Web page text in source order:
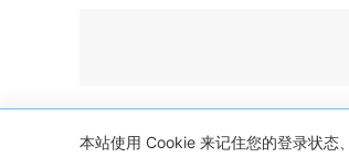
Copyright © 2026隧道源码网 ・ 赣
本站使用 Cookie 来记住您的登录状态